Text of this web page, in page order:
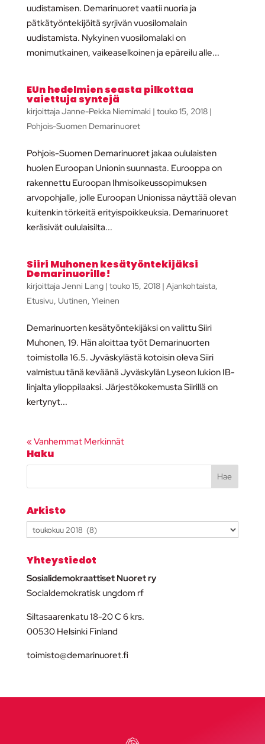
uudistamisen. Demarinuoret vaatii nuoria ja
pätkätyöntekijöitä syrjivän vuosilomalain
uudistamista. Nykyinen vuosilomalaki on
monimutkainen, vaikeaselkoinen ja epäreilu alle...
EUn hedelmien seasta pilkottaa
vaiettuja syntejä
kirjoittajaJanne-Pekka Niemimaki | touko 15, 2018|
Pohjois-Suomen Demarinuoret
Pohjois-Suomen Demarinuoret jakaa oululaisten
huolen Euroopan Unionin suunnasta. Eurooppa on
rakennettu Euroopan Ihmisoikeussopimuksen
arvopohjalle, jolle Euroopan Unionissa näyttää olevan
kuitenkin törkeitä erityispoikkeuksia. Demarinuoret
keräsivät oululaisilta...
Siiri Muhonen kesätyöntekijäksi
Demarinuorille!
kirjoittajaJenni Lang| touko 15, 2018| Ajankohtaista,
Etusivu, Uutinen, Yleinen
Demarinuorten kesätyöntekijäksi on valittu Siiri
Muhonen, 19. Hän aloittaa työt Demarinuorten
toimistolla 16.5. Jyväskylästä kotoisin oleva Siiri
valmistuu tänä keväänä Jyväskylän Lyseon lukion IB-
linjalta ylioppilaaksi. Järjestökokemusta Siirillä on
kertynyt...
« Vanhemmat Merkinnät
Haku
Arkisto
Arkisto
Yhteystiedot
Sosialidemokraattiset Nuoret ry
Socialdemokratisk ungdom rf
Siltasaarenkatu 18-20 C 6 krs.
00530 Helsinki Finland
toimisto@demarinuoret.fi